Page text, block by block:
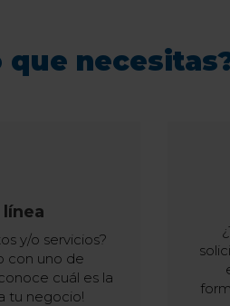
y/o servicios?
con uno de
cuál es la
tu negocio!